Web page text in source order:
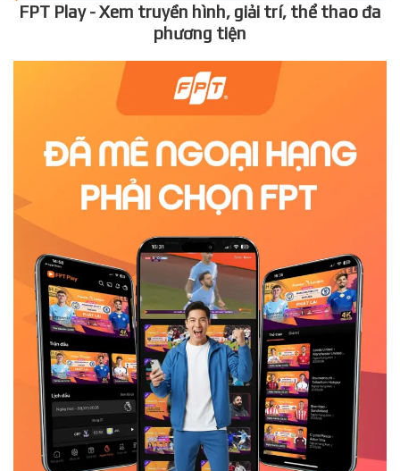
FPT Play - Xem truyền hình, giải trí, thể thao đa
phương tiện